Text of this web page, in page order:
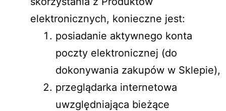
elektronicznych, konieczne jest:
posiadanie aktywnego konta
poczty elektronicznej (do
dokonywania zakupów w Sklepie),
przeglądarka internetowa
uwzględniająca bieżące